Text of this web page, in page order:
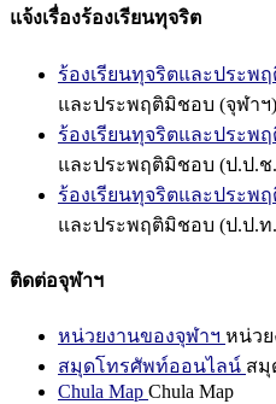
แจ้งเรื่องร้องเรียนทุจริต
ร้องเรียนทุจริตและประพ
และประพฤติมิชอบ (จุฬาฯ)
ร้องเรียนทุจริตและประพ
และประพฤติมิชอบ (ป.ป.ช
ร้องเรียนทุจริตและประพ
และประพฤติมิชอบ (ป.ป.ท
ติดต่อจุฬาฯ
หน่วยงานของจุฬาฯ หน่วย
สมุดโทรศัพท์ออนไลน์ สมุ
Chula Map Chula Map